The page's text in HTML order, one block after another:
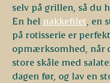
selv på grillen, så du
En hel nakkefilet ,
på rotisserie er
opmærksomhed, når
store skåle med
dagen før, og lav en